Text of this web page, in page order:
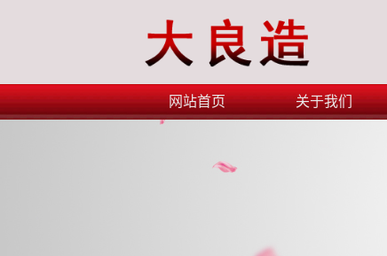
网站首页 关于我们